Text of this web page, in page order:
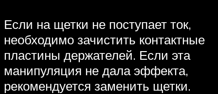
Если на щетки не поступает ток,
необходимо зачистить контактные
пластины держателей. Если эта
манипуляция не дала эффекта,
рекомендуется заменить щетки.